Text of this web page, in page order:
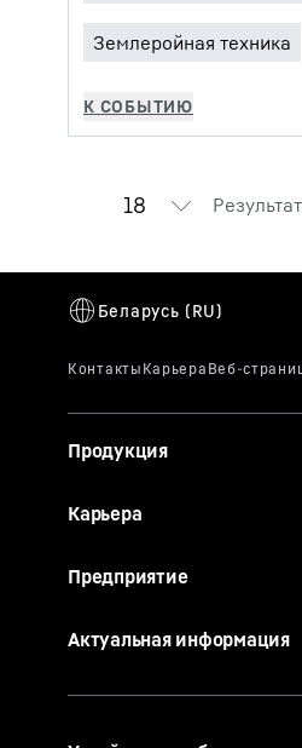
Продукция
Карьера
Предприятие
Актуальная информация